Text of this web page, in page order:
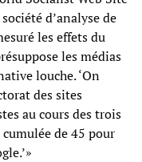
d’analyse de
les effets du
les médias
louche. ‘On
des sites
au cours des trois
de 45 pour